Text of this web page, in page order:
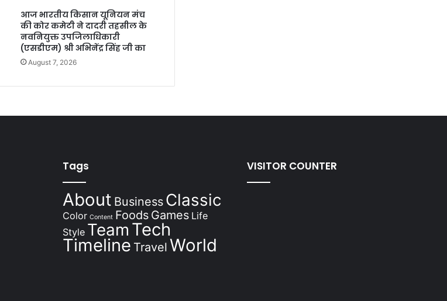
आज भारतीय किसान यूनियन मंच
की कोर कमेटी ने दादरी तहसील के
नवनियुक्त उपजिलाधिकारी
(एसडीएम) श्री अभिनेंद्र सिंह जी का
August 7, 2026
Tags
About Business Classic
Color Content Foods Games Life
Style Team Tech
Timeline Travel World
VISITOR COUNTER